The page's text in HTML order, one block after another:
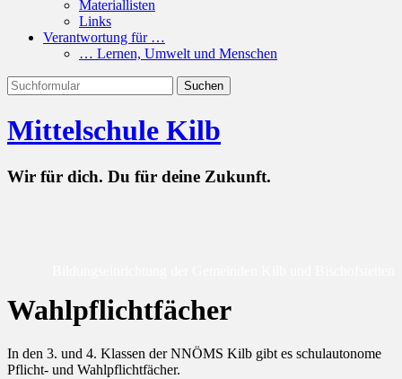
Materiallisten
Links
Verantwortung für …
… Lernen, Umwelt und Menschen
Mittelschule Kilb
Wir für dich. Du für deine Zukunft.
Wahlpflichtfächer
In den 3. und 4. Klassen der NNÖMS Kilb gibt es schulautonome
Pflicht- und Wahlpflichtfächer.